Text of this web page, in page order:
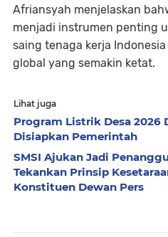
Afriansyah menjelaskan
menjadi instrumen penting
saing tenaga kerja
global yang semakin ketat.
Lihat juga
Program Listrik Desa 2026
Disiapkan Pemerintah
SMSI Ajukan Jadi
Tekankan Prinsip
Konstituen Dewan Pers